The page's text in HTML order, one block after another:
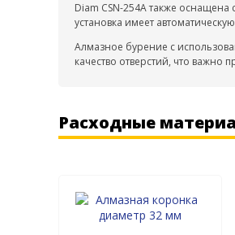
Diam CSN-254A также
установка имеет
Алмазное бурение с
качество отверстий, что важно
Расходные